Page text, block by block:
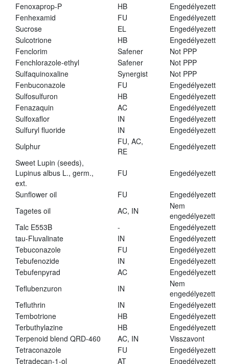
Fenoxaprop-P
HB
Engedélyezett
Fenhexamid
FU
Engedélyezett
Sucrose
EL
Engedélyezett
Sulcotrione
HB
Engedélyezett
Fenclorim
Safener
Not PPP
Fenchlorazole-ethyl
Safener
Not PPP
Sulfaquinoxaline
Synergist
Not PPP
Fenbuconazole
FU
Engedélyezett
Sulfosulfuron
HB
Engedélyezett
Fenazaquin
AC
Engedélyezett
Sulfoxaflor
IN
Engedélyezett
Sulfuryl fluoride
IN
Engedélyezett
Sulphur
FU, AC,
RE
Engedélyezett
Sweet Lupin (seeds),
Lupinus albus L., germ.,
ext.
FU Engedélyezett
Sunflower oil FU
Engedélyezett
Tagetes oil
AC, IN
Nem
engedélyezett
Talc E553B
-
Engedélyezett
tau-Fluvalinate
IN
Engedélyezett
Tebuconazole
FU
Engedélyezett
Tebufenozide
IN
Engedélyezett
Tebufenpyrad
AC
Engedélyezett
Teflubenzuron
IN
Nem
engedélyezett
Tefluthrin
IN
Engedélyezett
Tembotrione
HB
Engedélyezett
Terbuthylazine
HB
Engedélyezett
Terpenoid blend QRD-460
AC, IN
Visszavont
Tetraconazole
FU
Engedélyezett
Tetradecan-1-ol
AT Engedélyezett